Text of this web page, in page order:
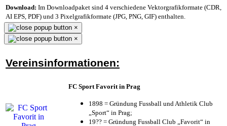
Download: Im Downloadpaket sind 4 verschiedene Vektorgrafikformate (CDR,
AI EPS, PDF) und 3 Pixelgrafikformate (JPG, PNG, GIF) enthalten.
×
×
Vereinsinformationen:
FC Sport Favorit in Prag
1898 = Gründung Fussball und Athletik Club
„Sport“ in Prag;
19?? = Gründung Fussball Club „Favorit“ in